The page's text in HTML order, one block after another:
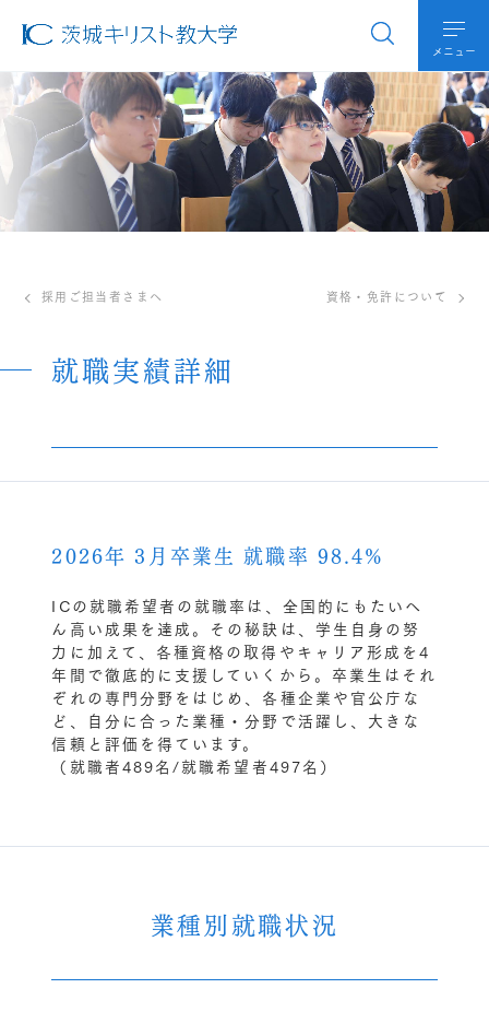
メニュー
採用ご担当者さまへ 資格・免許について
就職実績詳細
2026年 3月卒業生 就職率 98.4%
ICの就職希望者の就職率は、全国的にもたいへ
ん高い成果を達成。その秘訣は、学生自身の努
力に加えて、各種資格の取得やキャリア形成を4
年間で徹底的に支援していくから。卒業生はそれ
ぞれの専門分野をはじめ、各種企業や官公庁な
ど、自分に合った業種・分野で活躍し、大きな
信頼と評価を得ています。
（就職者489名/就職希望者497名）
業種別就職状況